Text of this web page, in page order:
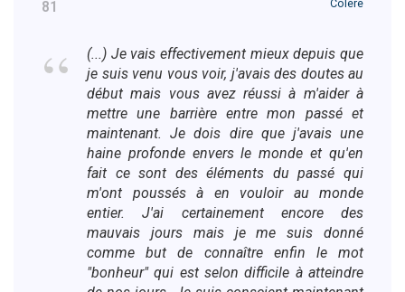
81 Colère
(...) Je vais effectivement mieux depuis que
je suis venu vous voir, j'avais des doutes au
début mais vous avez réussi à m'aider à
mettre une barrière entre mon passé et
maintenant. Je dois dire que j'avais une
haine profonde envers le monde et qu'en
fait ce sont des éléments du passé qui
m'ont poussés à en vouloir au monde
entier. J'ai certainement encore des
mauvais jours mais je me suis donné
comme but de connaître enfin le mot
"bonheur" qui est selon difficile à atteindre